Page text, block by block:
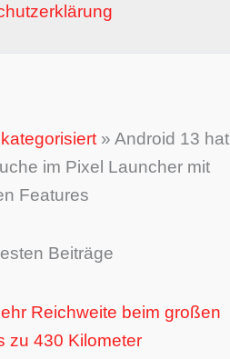
» Android 13 hat
im Pixel Launcher mit
Features
Beiträge
Reichweite beim großen
zu 430 Kilometer